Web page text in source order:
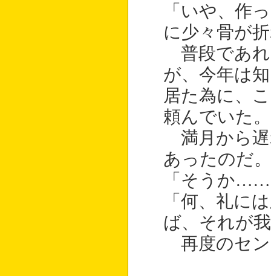
「いや、作
に少々骨が
普段であれ
が、今年は
居た為に、
頼んでいた。
満月から遅
あったのだ。
「そうか
「何、礼に
ば、それが
再度のセン